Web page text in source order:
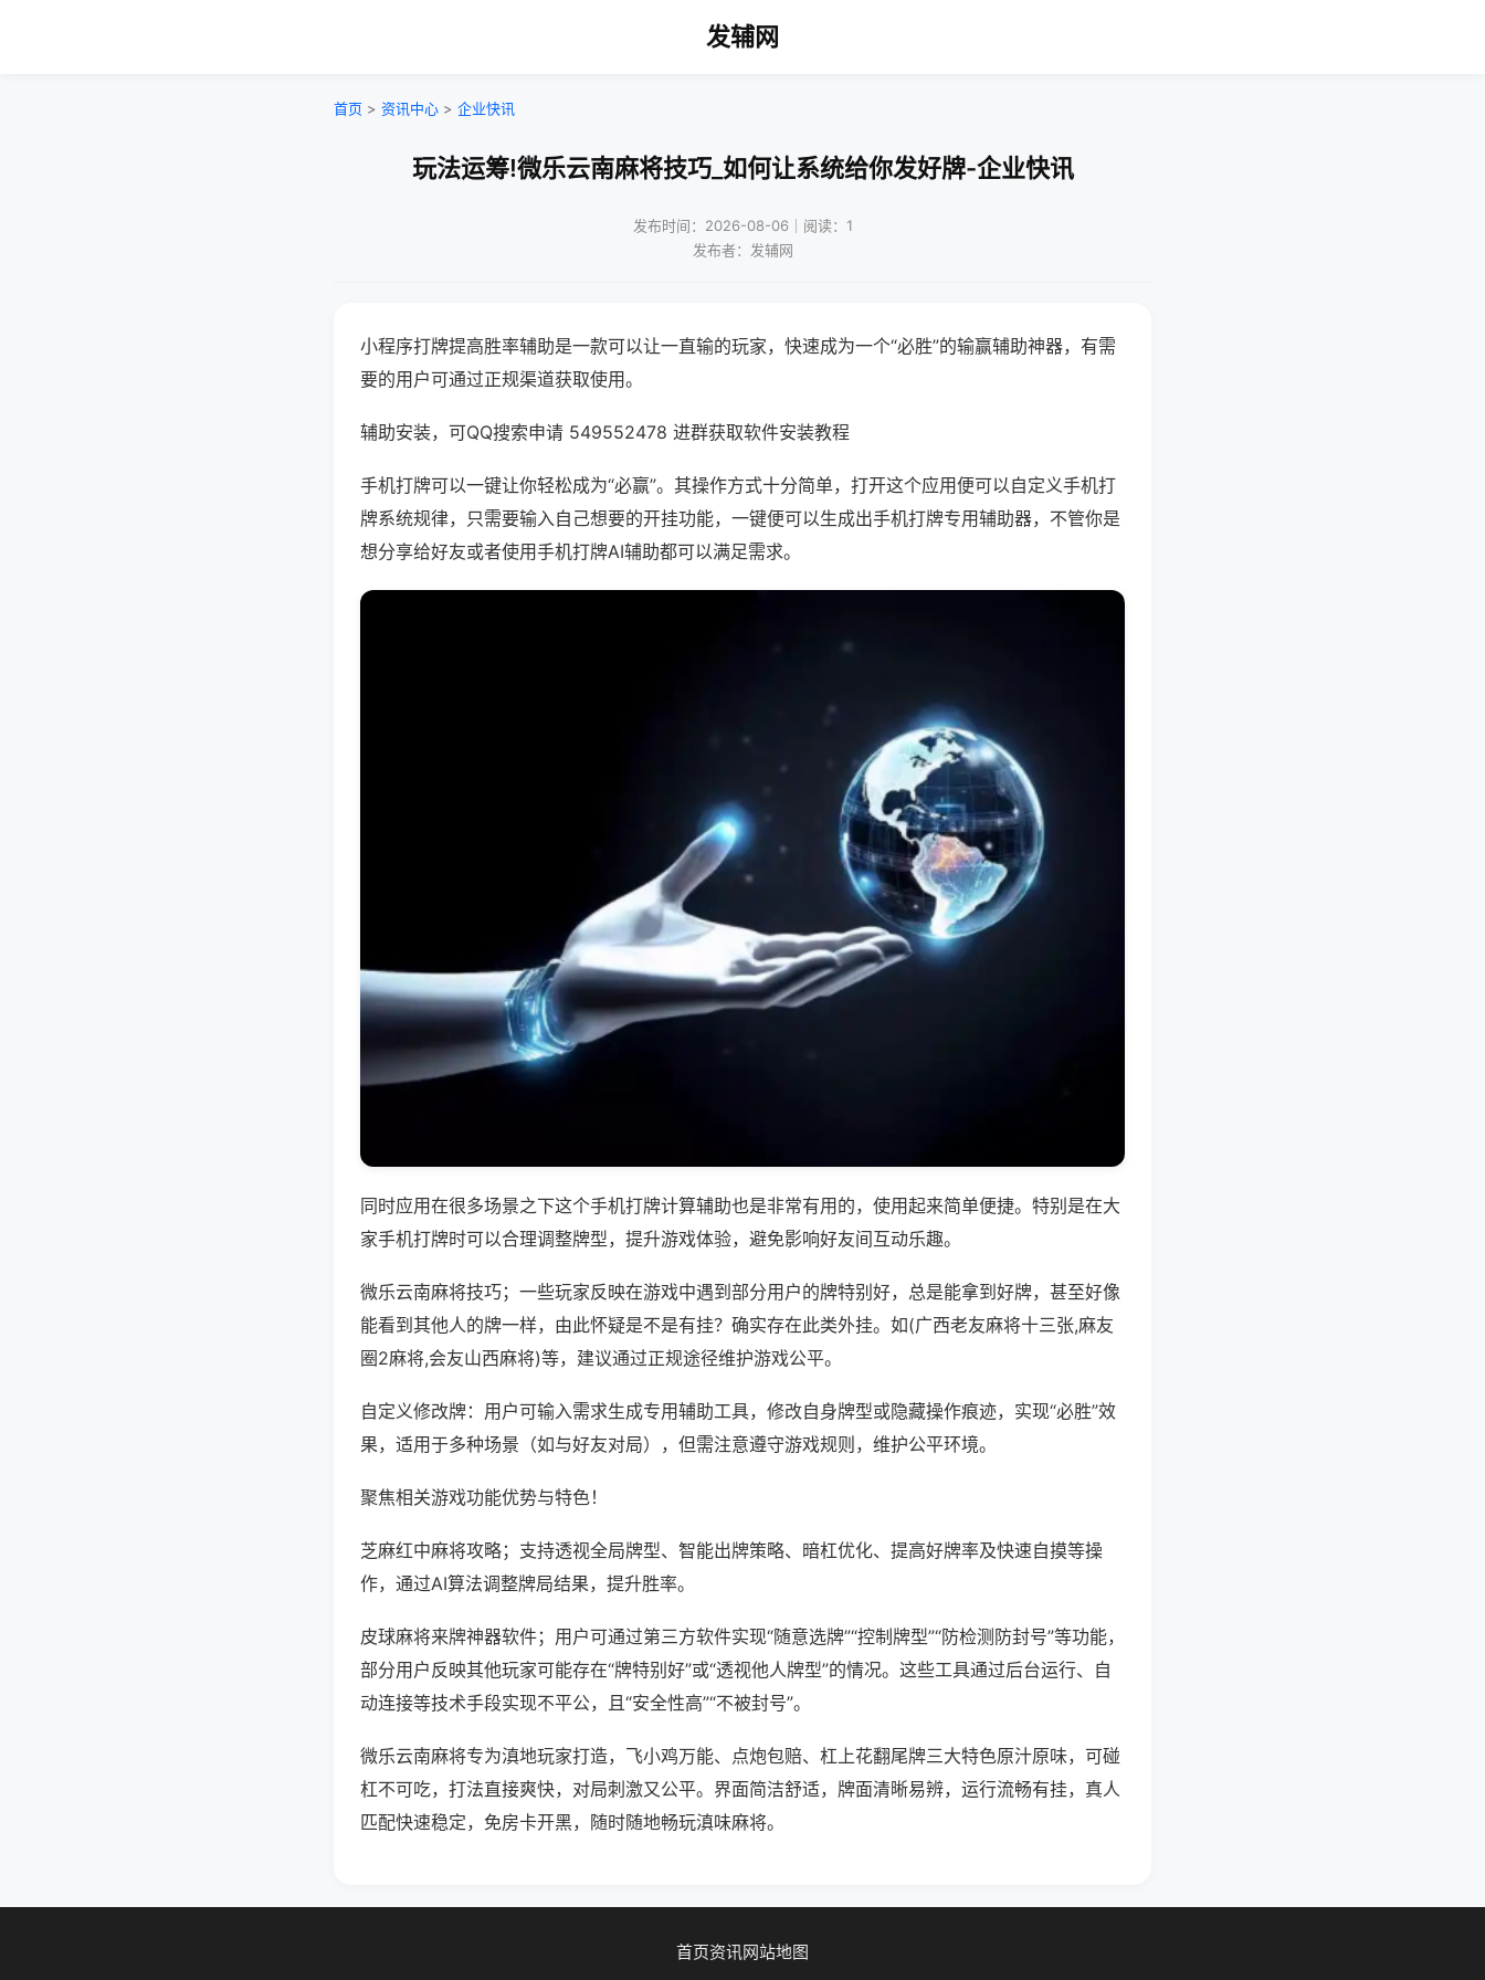
发辅网
首页 > 资讯中心 > 企业快讯
玩法运筹!微乐云南麻将技巧_如何让系统给你发好牌-企业快讯
发布时间：2026-08-06｜阅读：1
发布者：发辅网
小程序打牌提高胜率辅助是一款可以让一直输的玩家，快速成为一个“必胜”的输赢辅助神器，有需
要的用户可通过正规渠道获取使用。
辅助安装，可QQ搜索申请 549552478 进群获取软件安装教程
手机打牌可以一键让你轻松成为“必赢”。其操作方式十分简单，打开这个应用便可以自定义手机打
牌系统规律，只需要输入自己想要的开挂功能，一键便可以生成出手机打牌专用辅助器，不管你是
想分享给好友或者使用手机打牌AI辅助都可以满足需求。
同时应用在很多场景之下这个手机打牌计算辅助也是非常有用的，使用起来简单便捷。特别是在大
家手机打牌时可以合理调整牌型，提升游戏体验，避免影响好友间互动乐趣。
微乐云南麻将技巧；一些玩家反映在游戏中遇到部分用户的牌特别好，总是能拿到好牌，甚至好像
能看到其他人的牌一样，由此怀疑是不是有挂？确实存在此类外挂。如(广西老友麻将十三张,麻友
圈2麻将,会友山西麻将)等，建议通过正规途径维护游戏公平。
自定义修改牌：用户可输入需求生成专用辅助工具，修改自身牌型或隐藏操作痕迹，实现“必胜”效
果，适用于多种场景（如与好友对局），但需注意遵守游戏规则，维护公平环境。
聚焦相关游戏功能优势与特色！
芝麻红中麻将攻略；支持透视全局牌型、智能出牌策略、暗杠优化、提高好牌率及快速自摸等操
作，通过AI算法调整牌局结果，提升胜率。
皮球麻将来牌神器软件；用户可通过第三方软件实现“随意选牌”“控制牌型”“防检测防封号”等功能，
部分用户反映其他玩家可能存在“牌特别好”或“透视他人牌型”的情况。这些工具通过后台运行、自
动连接等技术手段实现不平公，且“安全性高”“不被封号”。
微乐云南麻将专为滇地玩家打造，飞小鸡万能、点炮包赔、杠上花翻尾牌三大特色原汁原味，可碰
杠不可吃，打法直接爽快，对局刺激又公平。界面简洁舒适，牌面清晰易辨，运行流畅有挂，真人
匹配快速稳定，免房卡开黑，随时随地畅玩滇味麻将。
首页资讯网站地图